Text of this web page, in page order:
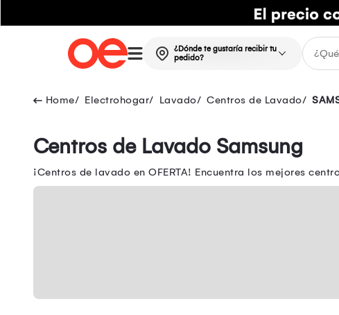
¿Dónde te gustaría recibir tu
pedido?
Electrohogar Lavado Centros de Lavado
Centros de Lavado Samsung
¡Centros de lavado en OFERTA! Encuentra los mejores